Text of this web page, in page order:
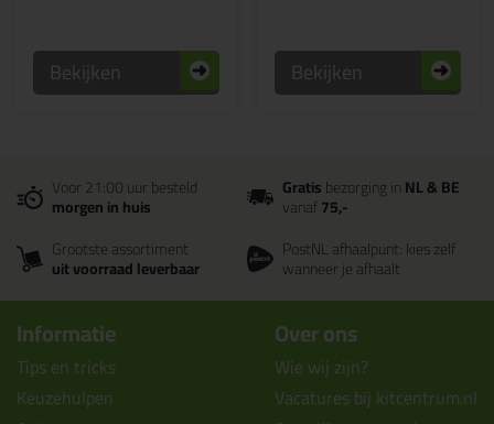
Bekijken Bekijken
Voor 21:00 uur besteld
morgen in huis
Gratisbezorging inNL & BE
vanaf75,-
Grootste assortiment
uit voorraad leverbaar
PostNL afhaalpunt: kies zelf
wanneer je afhaalt
Informatie
Tips en tricks
Keuzehulpen
Over ons
Wie wij zijn?
Vacatures bij kitcentrum.nl